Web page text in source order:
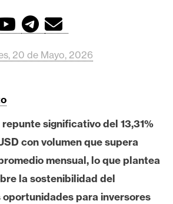
20 de Mayo, 2026
significativo del 13,31%
con volumen que supera
mensual, lo que plantea
la sostenibilidad del
oportunidades para inversores